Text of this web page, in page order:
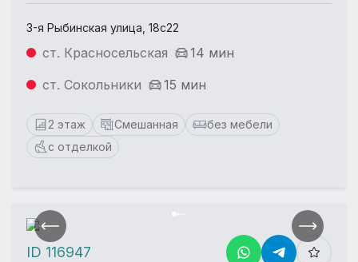
3-я Рыбинская улица, 18с22
ст. Красносельская
14 мин
ст. Сокольники
15 мин
2 этаж Смешанная
без мебели
с отделкой
ID 116947